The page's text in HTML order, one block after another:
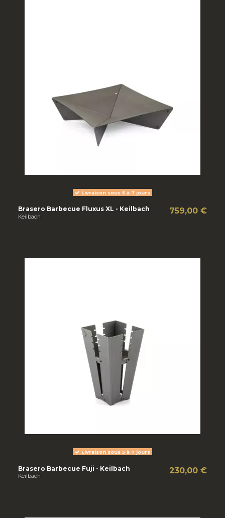
Livraison sous 5 à 7 jours
Brasero Barbecue Fluxus XL - Keilbach
Keilbach
759,00 €
Livraison sous 5 à 7 jours
Brasero Barbecue Fuji - Keilbach
Keilbach
230,00 €